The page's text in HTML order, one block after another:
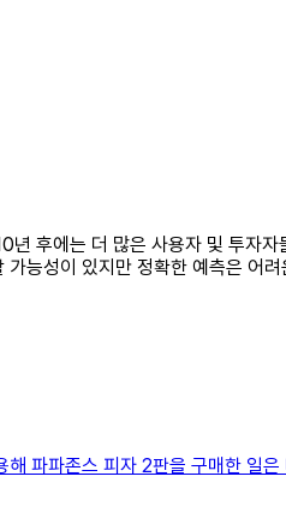
후에는 더 많은 사용자 및 투자
능성이 있지만 정확한 예측은 어
파파존스 피자 2판을 구매한 일은